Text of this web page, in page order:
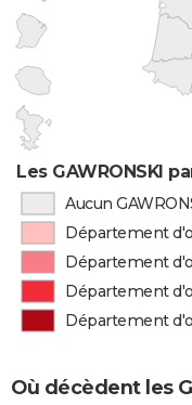
Les GAWRONSKI
Aucun
Département
Département
Département
Département
Où décèdent les